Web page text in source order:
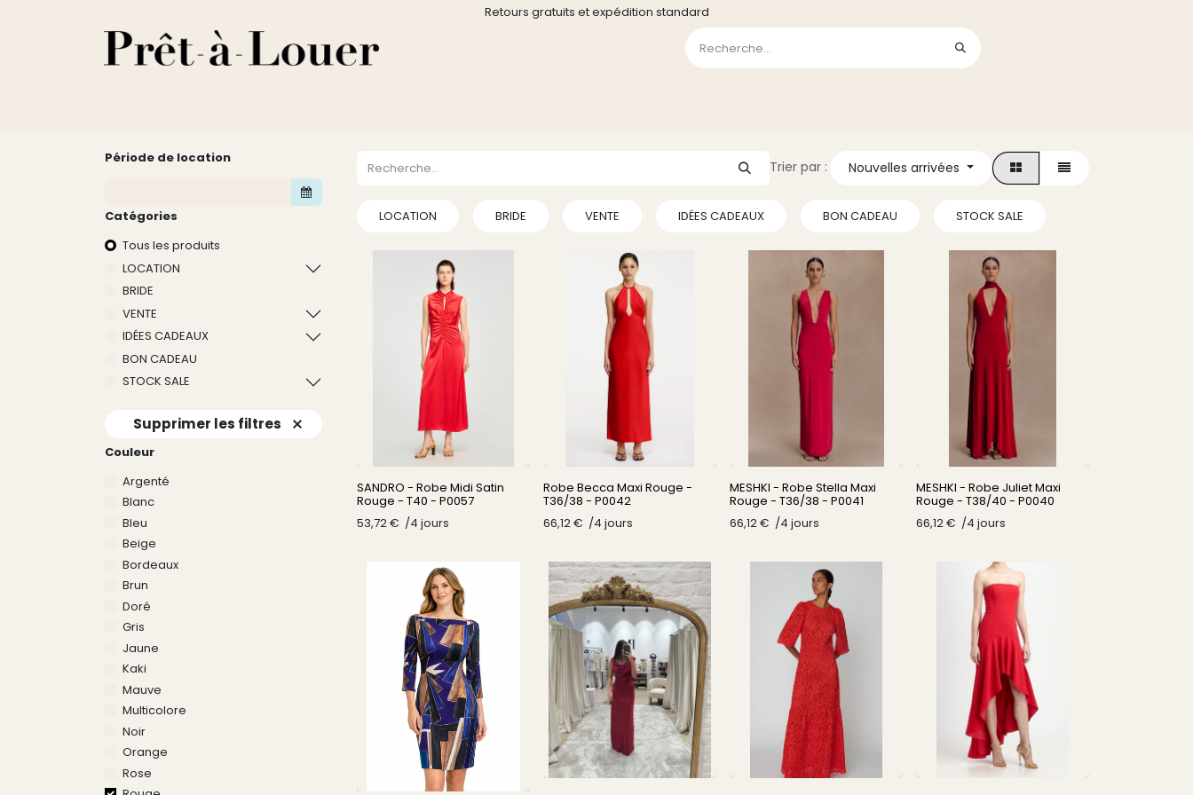
Retours gratuits et expédition standard
Période de location
Catégories
Tous les produits
LOCATION
BRIDE
VENTE
IDÉES CADEAUX
BON CADEAU
STOCK SALE
Supprimer les filtres
Couleur
Argenté
Blanc
Bleu
Beige
Bordeaux
Brun
Doré
Gris
Jaune
Kaki
Mauve
Multicolore
Noir
Orange
Rose
Trier par : Nouvelles arrivées
LOCATION BRIDE VENTE IDÉES CADEAUX BON CADEAU STOCK SALE
SANDRO - Robe Midi Satin
Rouge - T40 - P0057
53,72€ /​4 jours
Robe Becca Maxi Rouge -
T36/38 - P0042
66,12€ /​4 jours
MESHKI - Robe Stella Maxi
Rouge - T36/38 - P0041
66,12€ /​4 jours
MESHKI - Robe Juliet Maxi
Rouge - T38/40 - P0040
66,12€ /​4 jours